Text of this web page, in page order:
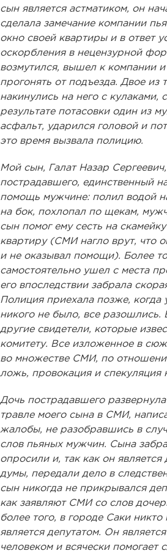
сын является астматиком, он
сделала замечание компании
окно своей квартиры и в ответ
оскорбления в нецензурной
возмутился, вышел к компании
прогонять от подъезда. Двое из
накинулись на него с
результате потасовки один из
асфальт, ударился головой и
это время вызвала полицию.
Мой сын, Галат Назар
пострадавшего, единственный
помощь мужчине: полил водой
на бок, похлопал по щекам,
сын помог ему сесть на
квартиру (СМИ нагло врут, что
и не оказывал помощи). Более
самостоятельно ушел с места
его впоследствии забрала
Полиция приехала позже, когда
никого не было, все разошлись.
другие свидетели, которые
комитету. Все изложенное в
во множестве СМИ, по
ложь, провокация и спекуляция
Дочь пострадавшего
травле моего сына в СМИ,
жалобы, не разобравшись в
слов пьяных мужчин. Сына
опросили и, так как он является
думы, передали дело в
сын никогда не прикрывался
как заявляют СМИ со слов
более того, в городе Саки никто
является депутатом. Он
человеком и всячески помогает